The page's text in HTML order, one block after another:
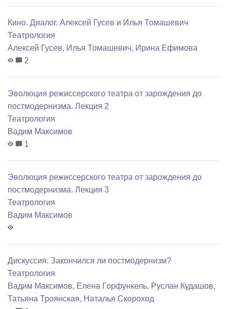
Кино. Диалог. Алексей Гусев и Илья Томашевич
Театрология
Алексей Гусев, Илья Томашевич, Ирина Ефимова
2
Эволюция режиссерского театра от зарождения до
постмодернизма. Лекция 2
Театрология
Вадим Максимов
1
Эволюция режиссерского театра от зарождения до
постмодернизма. Лекция 3
Театрология
Вадим Максимов
Дискуссия. Закончился ли постмодернизм?
Театрология
Вадим Максимов, Елена Горфункель, Руслан Кудашов,
Татьяна Троянская, Наталья Скороход